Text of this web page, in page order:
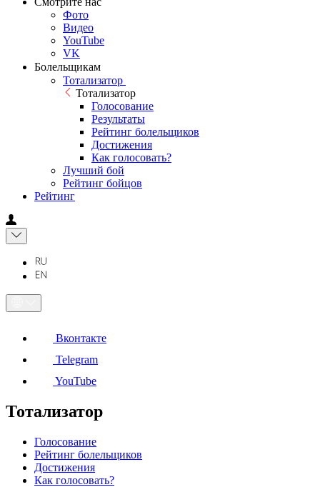
Фото
Видео
YouTube
VK
Болельщикам
Тотализатор
Тотализатор
Голосование
Результаты
Рейтинг болельщиков
Достижения
Как голосовать?
Лучший бой
Рейтинг бойцов
Рейтинг
Вконтакте
Telegram
YouTube
Тотализатор
Голосование
Рейтинг болельщиков
Достижения
Как голосовать?